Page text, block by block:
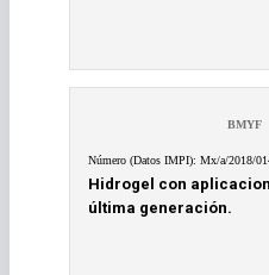
BMYF
Número (Datos IMPI): Mx/a/2018/
Hidrogel con
última generación.